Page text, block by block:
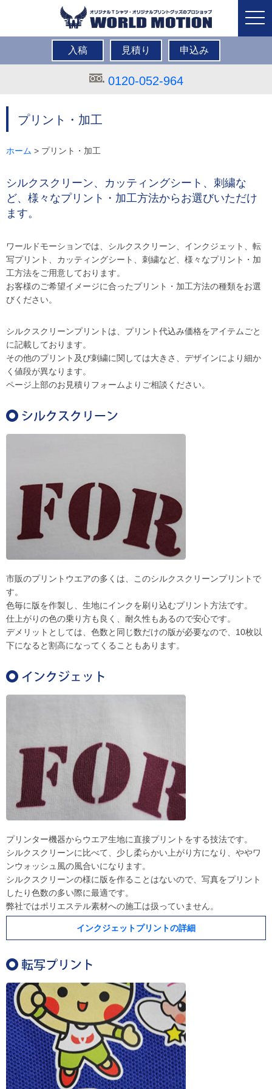
入稿 見積り 申込み
0120-052-964
プリント・加工
ホーム > プリント・加工
シルクスクリーン、カッティングシート、刺繍な
ど、 様々なプリント・加工方法からお選びいただけ
ます。
ワールドモーションでは、シルクスクリーン、インクジェット、転
写プリント、カッティングシート、刺繍など、様々なプリント・加
工方法をご用意しております。
お客様のご希望イメージに合ったプリント・加工方法の種類をお選
びください。
シルクスクリーンプリントは、プリント代込み価格をアイテムごと
に記載しております。
その他のプリント及び刺繍に関しては大きさ、デザインにより細か
く値段が異なります。
ページ上部のお見積りフォームよりご相談ください。
市販のプリントウエアの多くは、このシルクスクリーンプリントで
す。
色毎に版を作製し、生地にインクを刷り込むプリント方法です。
仕上がりの色の乗り方も良く、耐久性もあるので安心です。
デメリットとしては、色数と同じ数だけの版が必要なので、10枚以
下になると割高になってくることもあります。
プリンター機器からウエア生地に直接プリントをする技法です。
シルクスクリーンに比べて、少し柔らかい上がり方になり、ややワ
ンウォッシュ風の風合いになります。
シルクスクリーンの様に版を作ることはないので、写真をプリント
したり色数の多い際に最適です。
弊社ではポリエステル素材への施工は扱っていません。
インクジェットプリントの詳細